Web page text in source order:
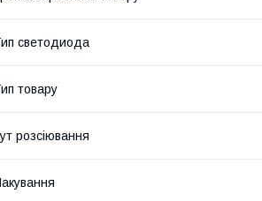
светодиода
товару
розсіювання